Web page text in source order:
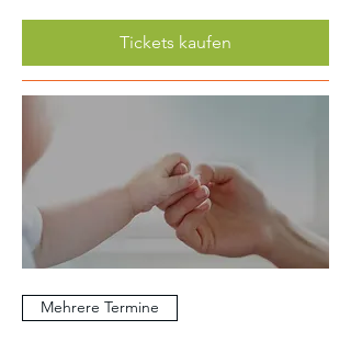
Tickets kaufen
Mehrere Termine